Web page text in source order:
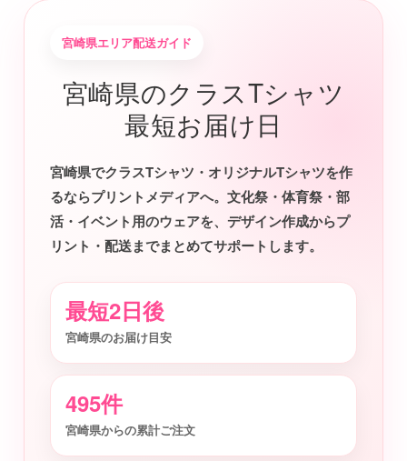
宮崎県エリア配送ガイド
宮崎県のクラスTシャツ
最短お届け日
宮崎県でクラスTシャツ・オリジナルTシャツを作
るならプリントメディアへ。文化祭・体育祭・部
活・イベント用のウェアを、デザイン作成からプ
リント・配送までまとめてサポートします。
最短2日後
宮崎県のお届け目安
495件
宮崎県からの累計ご注文